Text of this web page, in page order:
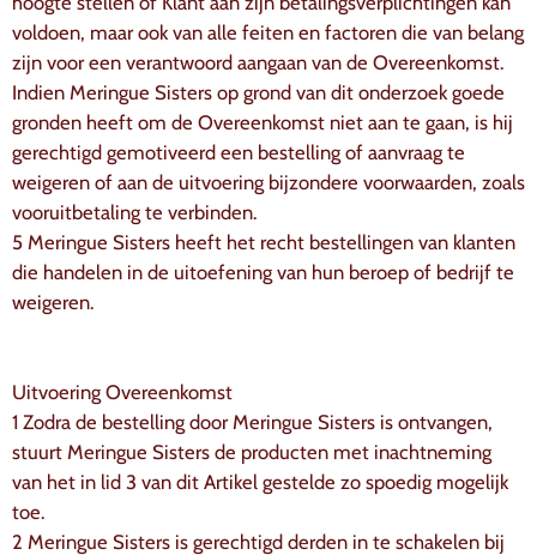
voldoen, maar ook van alle feiten en factoren die van belang
zijn voor een verantwoord aangaan van de Overeenkomst.
Indien Meringue Sisters op grond van dit onderzoek goede
gronden heeft om de Overeenkomst niet aan te gaan, is hij
gerechtigd gemotiveerd een bestelling of aanvraag te
weigeren of aan de uitvoering bijzondere voorwaarden, zoals
vooruitbetaling te verbinden.
5 Meringue Sisters heeft het recht bestellingen van klanten
die handelen in de uitoefening van hun beroep of bedrijf te
weigeren.
Uitvoering Overeenkomst
1 Zodra de bestelling door Meringue Sisters is ontvangen,
stuurt Meringue Sisters de producten met inachtneming
van het in lid 3 van dit Artikel gestelde zo spoedig mogelijk
toe.
2 Meringue Sisters is gerechtigd derden in te schakelen bij